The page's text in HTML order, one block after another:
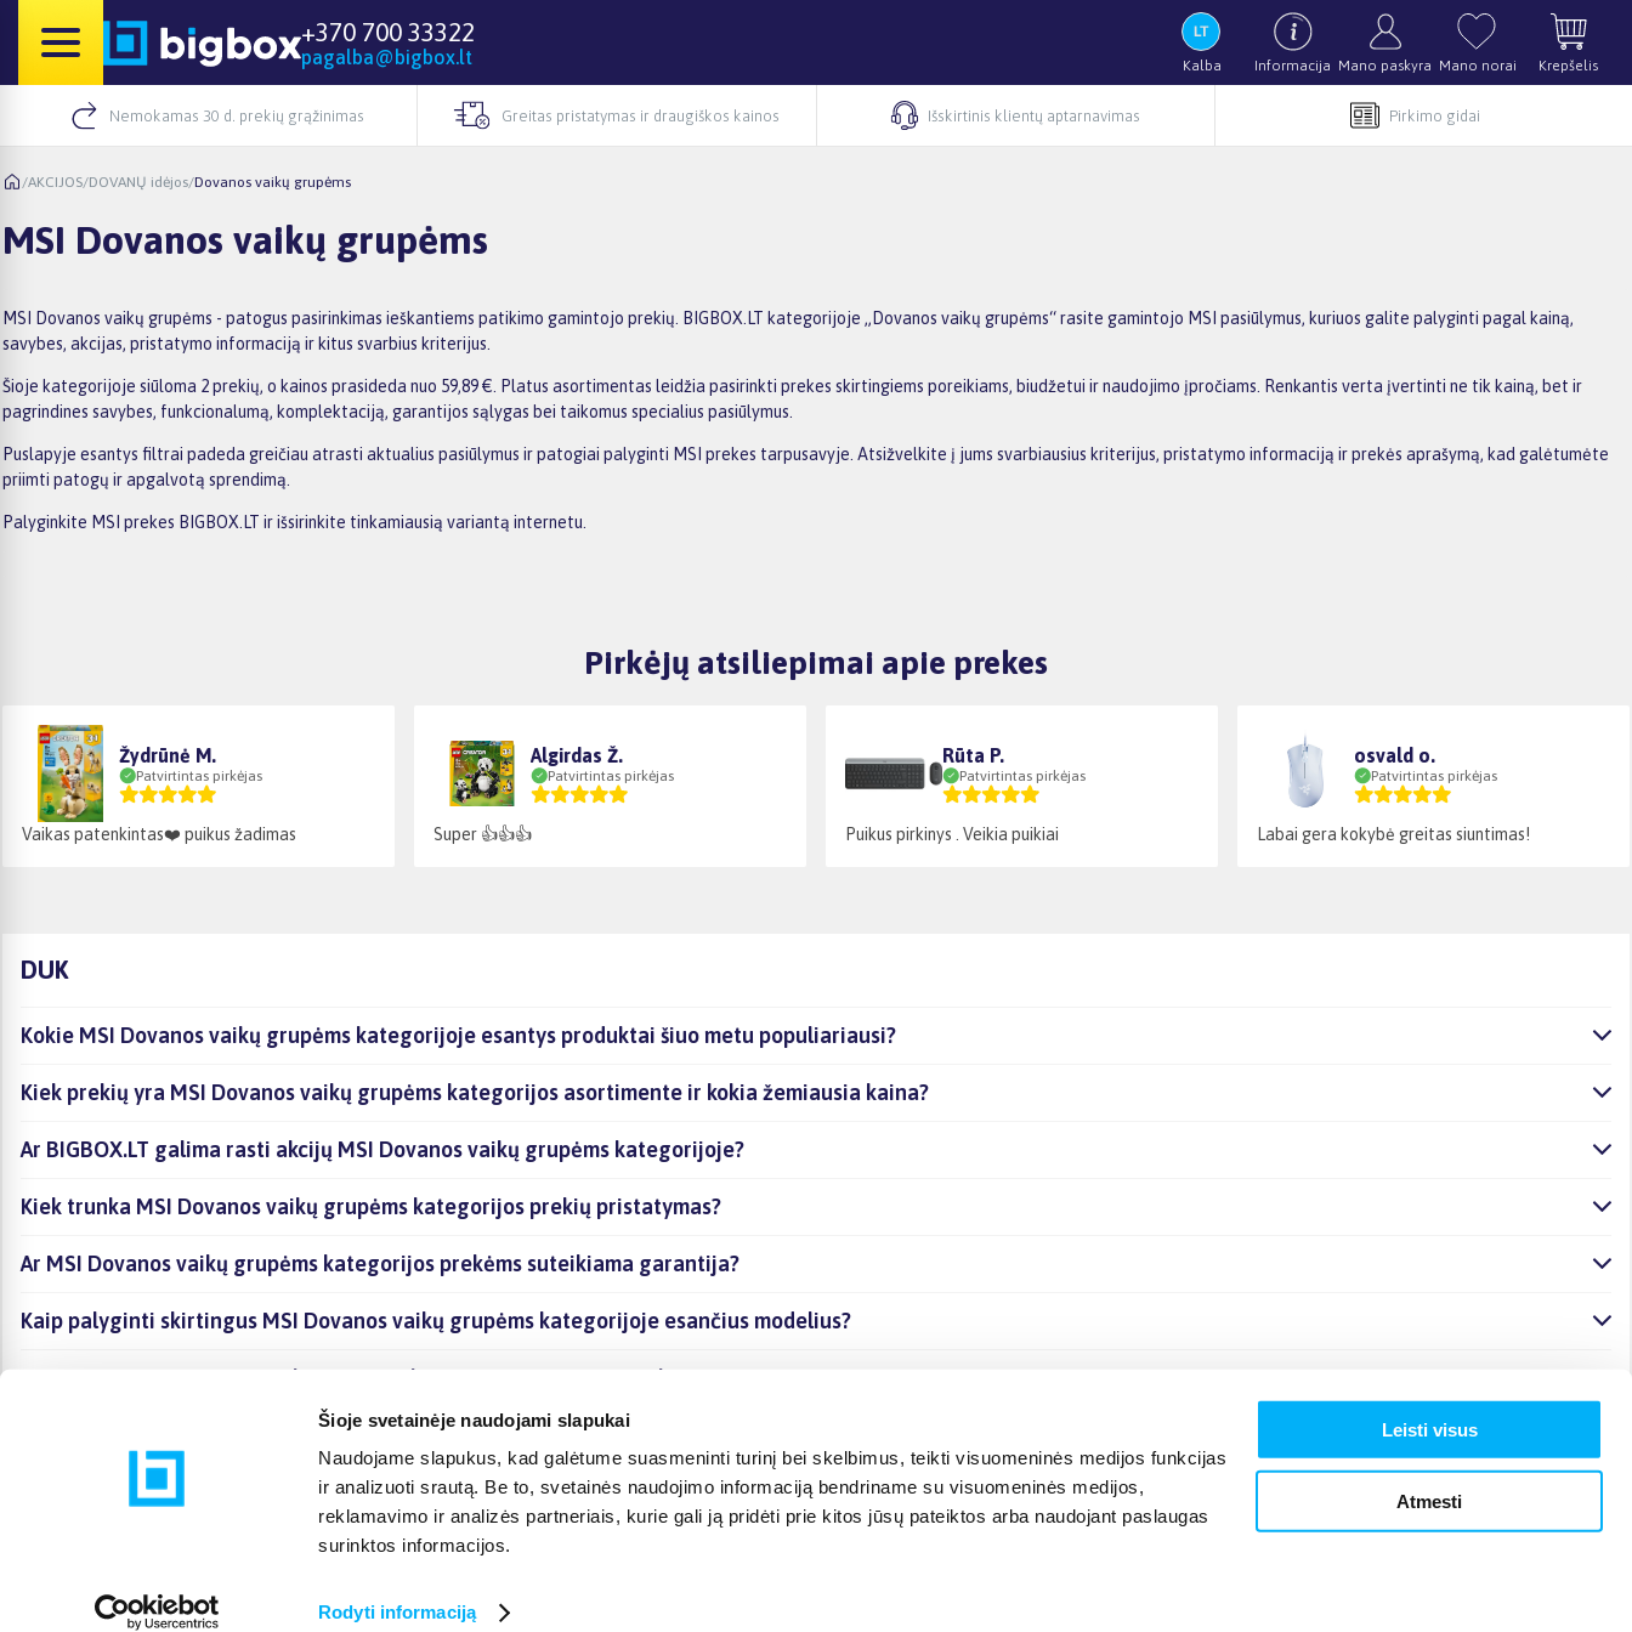
Šioje svetainėje naudojami slapukai
Naudojame slapukus, kad galėtume suasmeninti turinį bei skelbimus, teikti visuomeninės medijos funkcijas
ir analizuoti srautą. Be to, svetainės naudojimo informaciją bendriname su visuomeninės medijos,
reklamavimo ir analizės partneriais, kurie gali ją pridėti prie kitos jūsų pateiktos arba naudojant paslaugas
surinktos informacijos.
Rodyti informaciją
Leisti visus
Atmesti
+370 700 33322
pagalba@bigbox.lt Kalba Informacija Mano paskyra Mano norai Krepšelis
Nemokamas 30 d. prekių grąžinimas Greitas pristatymas ir draugiškos kainos Išskirtinis klientų aptarnavimas Pirkimo gidai
/AKCIJOS/DOVANŲ idėjos/Dovanos vaikų grupėms
MSI Dovanos vaikų grupėms
MSI Dovanos vaikų grupėms - patogus pasirinkimas ieškantiems patikimo gamintojo prekių. BIGBOX.LT kategorijoje „Dovanos vaikų grupėms“ rasite gamintojo MSI pasiūlymus, kuriuos galite palyginti pagal kainą,
savybes, akcijas, pristatymo informaciją ir kitus svarbius kriterijus.
Šioje kategorijoje siūloma 2 prekių, o kainos prasideda nuo 59,89 €. Platus asortimentas leidžia pasirinkti prekes skirtingiems poreikiams, biudžetui ir naudojimo įpročiams. Renkantis verta įvertinti ne tik kainą, bet ir
pagrindines savybes, funkcionalumą, komplektaciją, garantijos sąlygas bei taikomus specialius pasiūlymus.
Puslapyje esantys filtrai padeda greičiau atrasti aktualius pasiūlymus ir patogiai palyginti MSI prekes tarpusavyje. Atsižvelkite į jums svarbiausius kriterijus, pristatymo informaciją ir prekės aprašymą, kad galėtumėte
priimti patogų ir apgalvotą sprendimą.
Palyginkite MSI prekes BIGBOX.LT ir išsirinkite tinkamiausią variantą internetu.
Pirkėjų atsiliepimai apie prekes
Žydrūnė M.
Patvirtintas pirkėjas
Vaikas patenkintas❤️ puikus žadimas
Algirdas Ž.
Patvirtintas pirkėjas
Super 👍👍👍
Rūta P.
Patvirtintas pirkėjas
Puikus pirkinys . Veikia puikiai
osvald o.
Patvirtintas pirkėjas
Labai gera kokybė greitas siuntimas!
DUK
Kokie MSI Dovanos vaikų grupėms kategorijoje esantys produktai šiuo metu populiariausi?
Kiek prekių yra MSI Dovanos vaikų grupėms kategorijos asortimente ir kokia žemiausia kaina?
Ar BIGBOX.LT galima rasti akcijų MSI Dovanos vaikų grupėms kategorijoje?
Kiek trunka MSI Dovanos vaikų grupėms kategorijos prekių pristatymas?
Ar MSI Dovanos vaikų grupėms kategorijos prekėms suteikiama garantija?
Kaip palyginti skirtingus MSI Dovanos vaikų grupėms kategorijoje esančius modelius?
Kaip įsigyti MSI Dovanos vaikų grupėms kategorijoje esančias prekes internetu?